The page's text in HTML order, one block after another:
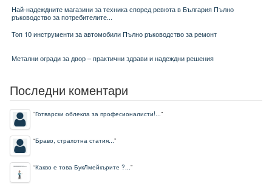
Най-надеждните магазини за техника според ревюта в България Пълно
ръководство за потребителите...
Топ 10 инструменти за автомобили Пълно ръководство за ремонт
Метални огради за двор – практични здрави и надеждни решения
Последни коментари
“Готварски облекла за професионалисти!...”
“Браво, страхотна статия...”
“Какво е това БукЛмейкърите ?...”